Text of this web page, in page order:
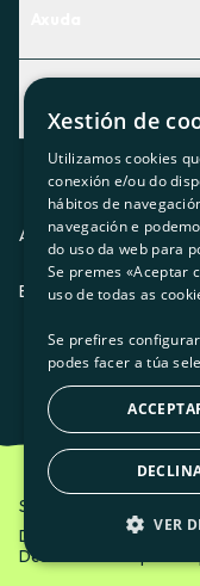
Descubre qué
Contacto
Actualidad
O recuncho da socia
Prensa
Trabaja con
Aviso legalPolítica de
ES CAGLEU
Som Energia SCCL -
Diseño creativo de
Desarrollo web por
Xestión de
Utilizamos cookies
conexión e/ou do
hábitos de
navegación e
do uso da web para
Se premes «Aceptar
uso de todas as
Se prefires
podes facer a túa
VER
BÁSICAS